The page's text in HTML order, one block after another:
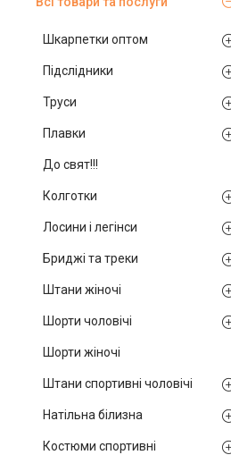
Шкарпетки оптом
Підслідники
Труси
Плавки
До свят!!!
Колготки
Лосини і легінси
Бриджі та треки
Штани жіночі
Шорти чоловічі
Шорти жіночі
Штани спортивні чоловічі
Натільна білизна
Костюми спортивні